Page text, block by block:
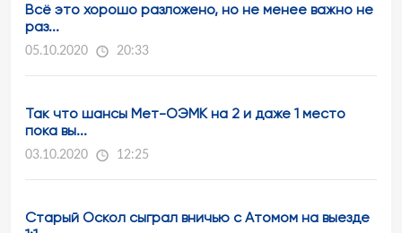
Всё это хорошо разложено, но не менее важно не
раз...
05.10.2020 20:33
Так что шансы Мет-ОЭМК на 2 и даже 1 место
пока вы...
03.10.2020 12:25
Старый Оскол сыграл вничью с Атомом на выезде